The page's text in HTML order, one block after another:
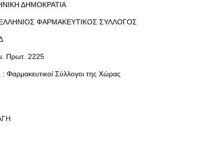
ΔΗΜΟΚΡΑΤΙΑ
ΦΑΡΜΑΚΕΥΤΙΚΟΣ ΣΥΛΛΟΓΟΣ
Πρωτ. 2225
Φαρμακευτικοί Σύλλογοι της Χώρας